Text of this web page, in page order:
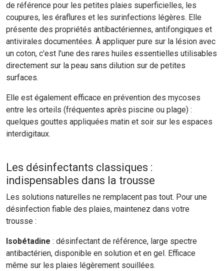
de référence pour les petites plaies superficielles, les
coupures, les éraflures et les surinfections légères. Elle
présente des propriétés antibactériennes, antifongiques et
antivirales documentées. À appliquer pure sur la lésion avec
un coton, c'est l'une des rares huiles essentielles utilisables
directement sur la peau sans dilution sur de petites
surfaces.
Elle est également efficace en prévention des mycoses
entre les orteils (fréquentes après piscine ou plage) :
quelques gouttes appliquées matin et soir sur les espaces
interdigitaux.
Les désinfectants classiques :
indispensables dans la trousse
Les solutions naturelles ne remplacent pas tout. Pour une
désinfection fiable des plaies, maintenez dans votre
trousse :
Isobétadine : désinfectant de référence, large spectre
antibactérien, disponible en solution et en gel. Efficace
même sur les plaies légèrement souillées.